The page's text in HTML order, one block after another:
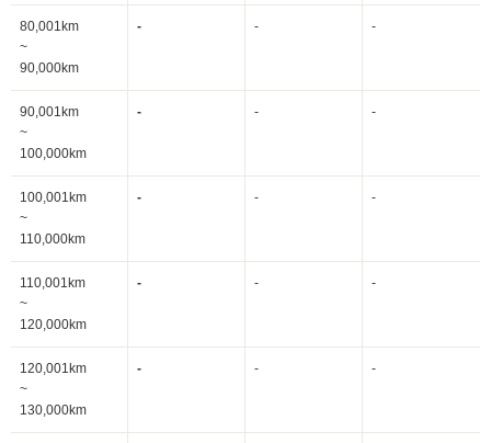
80,001km
~
90,000km
- - -
90,001km
~
100,000km
- - -
100,001km
~
110,000km
- - -
110,001km
~
120,000km
- - -
120,001km
~
130,000km
- - -